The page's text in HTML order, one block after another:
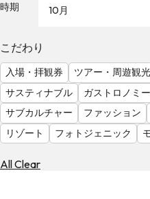
る
気
を
見
る
時期 10月
こだわり
入場・拝観券 ツアー・周遊観光
サスティナブル
ガストロノミー
サブカルチャー
ファッション
リゾート
フォトジェニック
All Clear